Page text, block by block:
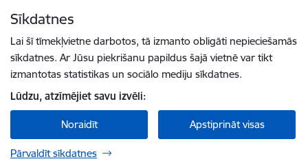
Sīkdatnes
Lai šī tīmekļvietne darbotos, tā izmanto obligāti nepieciešamās
sīkdatnes. Ar Jūsu piekrišanu papildus šajā vietnē var tikt
izmantotas statistikas un sociālo mediju sīkdatnes.
Lūdzu, atzīmējiet savu izvēli:
Noraidīt Apstiprināt visas
Pārvaldīt sīkdatnes